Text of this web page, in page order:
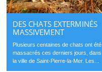
DES CHATS EXTERMINÉS
MASSIVEMENT
Plusieurs centaines de chats ont été
massacrés ces derniers jours, dans
la ville de Saint-Pierre-la-Mer. Les...